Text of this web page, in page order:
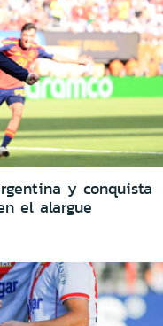
y conquista
el alargue